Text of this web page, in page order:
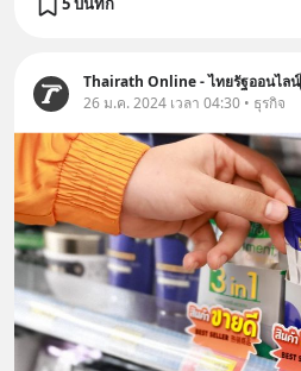
Thairath Online - ไทยรัฐออนไลน์
26 ม.ค. 2024 เวลา 04:30 • ธุรกิจ